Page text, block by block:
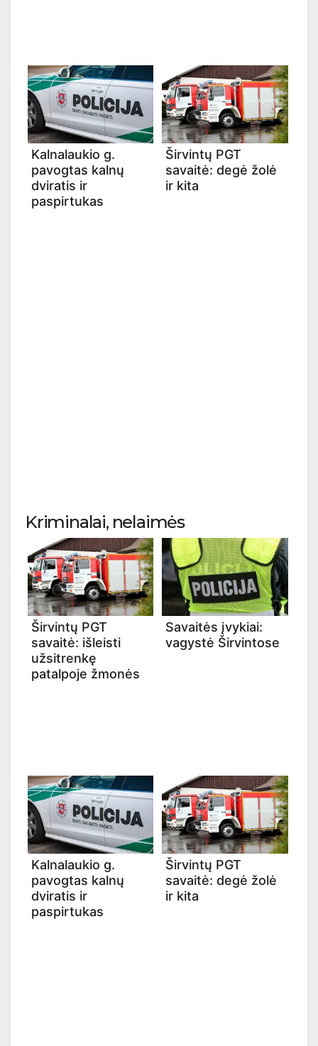
Kalnalaukio g.
pavogtas kalnų
dviratis ir
paspirtukas
Širvintų PGT
savaitė: degė žolė
ir kita
Kriminalai, nelaimės
Širvintų PGT
savaitė: išleisti
užsitrenkę
patalpoje žmonės
Savaitės įvykiai:
vagystė Širvintose
Kalnalaukio g.
pavogtas kalnų
dviratis ir
paspirtukas
Širvintų PGT
savaitė: degė žolė
ir kita